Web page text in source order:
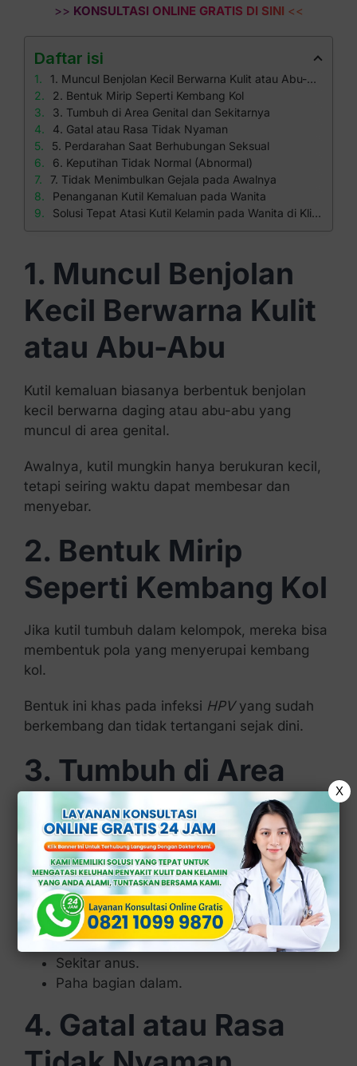
>> KONSULTASI ONLINE GRATIS DI SINI <<
Daftar isi
1. Muncul Benjolan Kecil Berwarna Kulit atau Abu-Abu
2. Bentuk Mirip Seperti Kembang Kol
3. Tumbuh di Area Genital dan Sekitarnya
4. Gatal atau Rasa Tidak Nyaman
5. Perdarahan Saat Berhubungan Seksual
6. Keputihan Tidak Normal (Abnormal)
7. Tidak Menimbulkan Gejala pada Awalnya
Penanganan Kutil Kemaluan pada Wanita
Solusi Tepat Atasi Kutil Kelamin pada Wanita di Klinik Apollo
1. Muncul Benjolan
Kecil Berwarna Kulit
atau Abu-Abu
Kutil kemaluan biasanya berbentuk benjolan
kecil berwarna daging atau abu-abu yang
muncul di area genital.
Awalnya, kutil mungkin hanya berukuran kecil,
tetapi seiring waktu dapat membesar dan
menyebar.
2. Bentuk Mirip
Seperti Kembang Kol
Jika kutil tumbuh dalam kelompok, mereka bisa
membentuk pola yang menyerupai kembang
kol.
Bentuk ini khas pada infeksi HPVyang sudah
berkembang dan tidak tertangani sejak dini.
3. Tumbuh di Area
Genital dan
Sekitarnya
Pada wanita, kutil kemaluan dapat tumbuh di:
Bagian luar dan dalam vagina.
Leher rahim (serviks).
Sekitar anus.
Paha bagian dalam.
4. Gatal atau Rasa
X